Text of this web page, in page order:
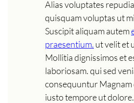
Alias voluptates
quisquam voluptas ut
Suscipit aliquam autem
praesentium. ut velit et
Mollitia dignissimos et
laboriosam. qui sed
consequuntur Magnam
iusto tempore ut